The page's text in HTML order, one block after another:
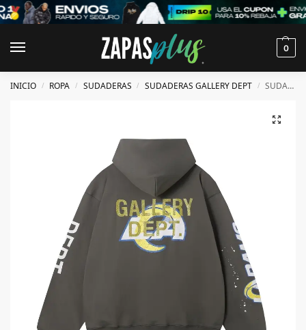
0
INICIO / ROPA / SUDADERAS / SUDADERAS GALLERY DEPT / SUDADERA GALLERY DEPT